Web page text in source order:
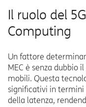
Il ruolo del
Computing
Un fattore
MEC è senza dubbio il
mobili. Questa
significativi in termini
della latenza,